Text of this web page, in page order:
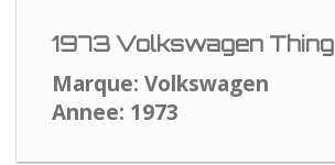
1973 Volkswagen Thing
Marque: Volkswagen
Annee: 1973